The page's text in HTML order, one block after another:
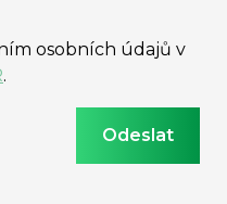
osobních údajů v
.